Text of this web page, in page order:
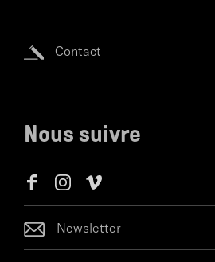
Contact
Nous suivre
Newsletter